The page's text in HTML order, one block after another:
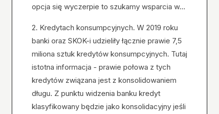
opcja się wyczerpie to szukamy wsparcia w...
2. Kredytach konsumpcyjnych. W 2019 roku
banki oraz SKOK-i udzieliły łącznie prawie 7,5
miliona sztuk kredytów konsumpcyjnych. Tutaj
istotna informacja - prawie połowa z tych
kredytów związana jest z konsolidowaniem
długu. Z punktu widzenia banku kredyt
klasyfikowany będzie jako konsolidacyjny jeśli